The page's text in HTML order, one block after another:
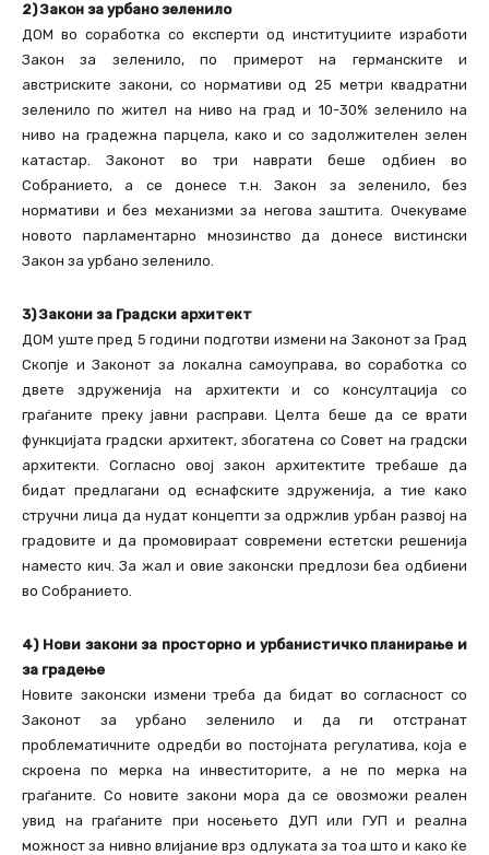
2) Закон за урбано зеленило
ДОМ во соработка со експерти од институциите изработи
Закон за зеленило, по примерот на германските и
австриските закони, со нормативи од 25 метри квадратни
зеленило по жител на ниво на град и 10-30% зеленило на
ниво на градежна парцела, како и со задолжителен зелен
катастар. Законот во три наврати беше одбиен во
Собранието, а се донесе т.н. Закон за зеленило, без
нормативи и без механизми за негова заштита. Очекуваме
новото парламентарно мнозинство да донесе вистински
Закон за урбано зеленило.
3) Закони за Градски архитект
ДОМ уште пред 5 години подготви измени на Законот за Град
Скопје и Законот за локална самоуправа, во соработка со
двете здруженија на архитекти и со консултација со
граѓаните преку јавни расправи. Целта беше да се врати
функцијата градски архитект, збогатена со Совет на градски
архитекти. Согласно oвој закон архитектите требаше да
бидат предлагани од еснафските здруженија, а тие како
стручни лица да нудат концепти за одржлив урбан развој на
градовите и да промовираат современи естетски решенија
наместо кич. За жал и овие законски предлози беа одбиени
во Собранието.
4) Нови закони за просторно и урбанистичко планирање и
за градење
Новите законски измени треба да бидат во согласност со
Законот за урбано зеленило и да ги отстранат
проблематичните одредби во постојната регулатива, која е
скроена по мерка на инвеститорите, а не по мерка на
граѓаните. Со новите закони мора да се овозможи реален
увид на граѓаните при носењето ДУП или ГУП и реална
можност за нивно влијание врз одлуката за тоа што и како ќе